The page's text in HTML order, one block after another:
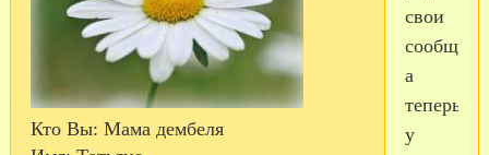
Кто Вы: Мама дембеля
свои
а
теперь
у